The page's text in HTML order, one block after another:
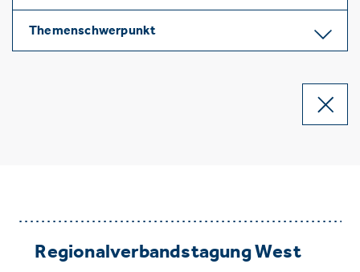
Themenschwerpunkt
Regionalverbandstagung West